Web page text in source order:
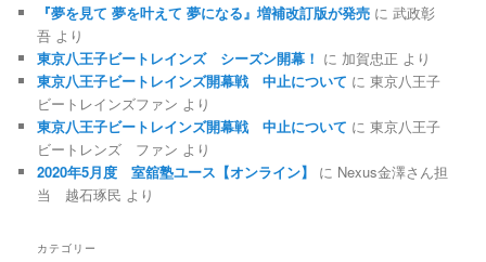
『夢を見て 夢を叶えて 夢になる』増補改訂版が発売 に武政彰
吾 より
東京八王子ビートレインズ シーズン開幕！ に 加賀忠正 より
東京八王子ビートレインズ開幕戦 中止について に東京八王子
ビートレインズファン より
東京八王子ビートレインズ開幕戦 中止について に東京八王子
ビートレンズ ファン より
2020年5月度 室舘塾ユース【オンライン】
に Nexus金澤さん担
当 越石琢民 より
カテゴリー